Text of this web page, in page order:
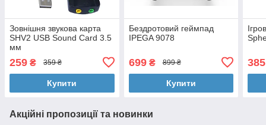
Зовнішня звукова карта
SHV2 USB Sound Card 3.5
мм
259 ₴ 359 ₴
Купити
Бездротовий геймпад
IPEGA 9078
699₴ 899 ₴
Купити
385
Акційні пропозиції та новинки